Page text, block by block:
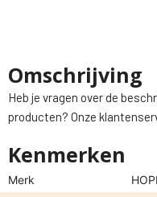
Omschrijving
Heb je vragen over de
producten? Onze
Kenmerken
Merk